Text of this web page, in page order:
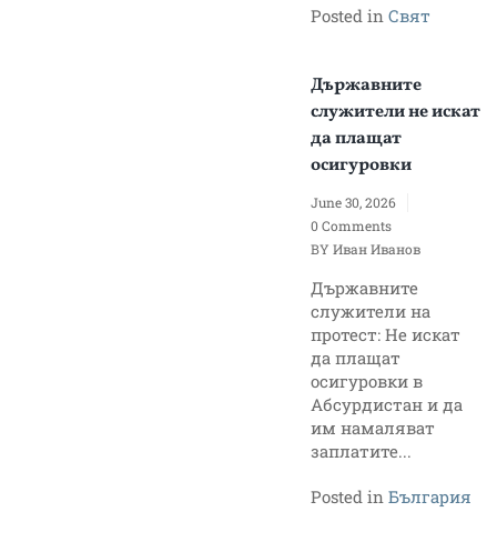
Posted in Свят
Държавните
служители не искат
да плащат
осигуровки
June 30, 2026
0 Comments
BY Иван Иванов
Държавните
служители на
протест: Не искат
да плащат
осигуровки в
Абсурдистан и да
им намаляват
заплатите...
Posted in България